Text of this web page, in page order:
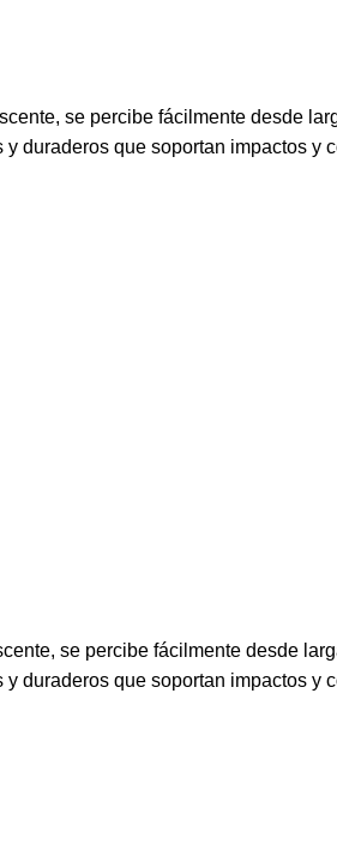
se percibe fácilmente desde
duraderos que soportan impactos y
se percibe fácilmente desde
duraderos que soportan impactos y